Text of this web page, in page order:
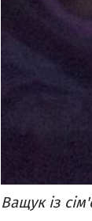
Ващук із